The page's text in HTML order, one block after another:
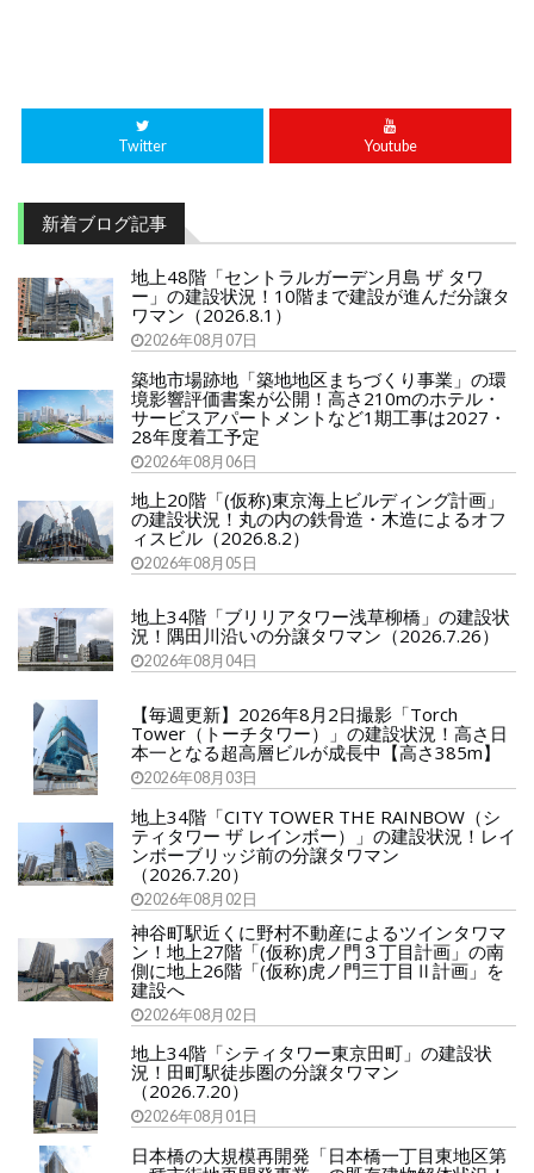
Twitter Youtube
新着ブログ記事
地上48階「セントラルガーデン月島 ザ タワ
ー」の建設状況！10階まで建設が進んだ分譲タ
ワマン（2026.8.1）
2026年08月07日
築地市場跡地「築地地区まちづくり事業」の環
境影響評価書案が公開！高さ210mのホテル・
サービスアパートメントなど1期工事は2027・
28年度着工予定
2026年08月06日
地上20階「(仮称)東京海上ビルディング計画」
の建設状況！丸の内の鉄骨造・木造によるオフ
ィスビル（2026.8.2）
2026年08月05日
地上34階「ブリリアタワー浅草柳橋」の建設状
況！隅田川沿いの分譲タワマン（2026.7.26）
2026年08月04日
【毎週更新】2026年8月2日撮影「Torch
Tower（トーチタワー）」の建設状況！高さ日
本一となる超高層ビルが成長中【高さ385m】
2026年08月03日
地上34階「CITY TOWER THE RAINBOW（シ
ティタワー ザ レインボー）」の建設状況！レイ
ンボーブリッジ前の分譲タワマン
（2026.7.20）
2026年08月02日
神谷町駅近くに野村不動産によるツインタワマ
ン！地上27階「(仮称)虎ノ門３丁目計画」の南
側に地上26階「(仮称)虎ノ門三丁目Ⅱ計画」を
建設へ
2026年08月02日
地上34階「シティタワー東京田町」の建設状
況！田町駅徒歩圏の分譲タワマン
（2026.7.20）
2026年08月01日
日本橋の大規模再開発「日本橋一丁目東地区第